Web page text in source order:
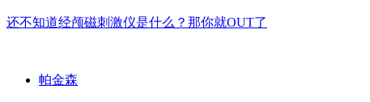
还不知道经颅磁刺激仪是什么？那你就OUT了
帕金森